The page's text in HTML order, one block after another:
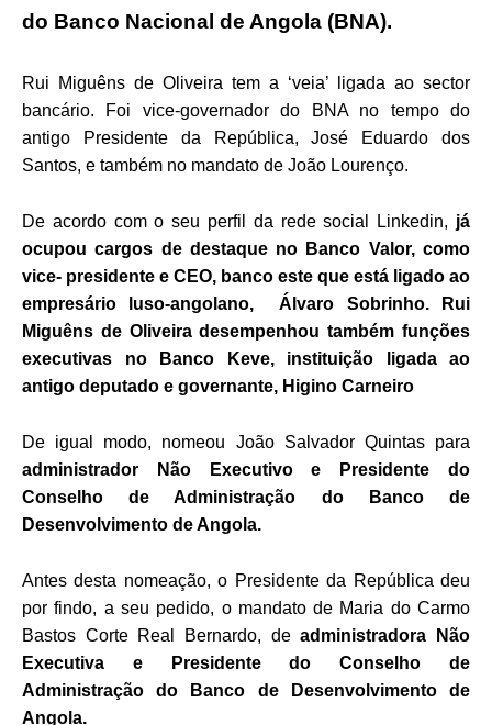
do Banco Nacional de Angola (BNA).
Rui Miguêns de Oliveira tem a ‘veia’ ligada ao sector
bancário. Foi vice-governador do BNA no tempo do
antigo Presidente da República, José Eduardo dos
Santos, e também no mandato de João Lourenço.
De acordo com o seu perfil da rede social Linkedin, já
ocupou cargos de destaque no Banco Valor, como
vice- presidente e CEO, banco este que está ligado ao
empresário luso-angolano, Álvaro Sobrinho. Rui
Miguêns de Oliveira desempenhou também funções
executivas no Banco Keve, instituição ligada ao
antigo deputado e governante, Higino Carneiro
De igual modo, nomeou João Salvador Quintas para
administrador Não Executivo e Presidente do
Conselho de Administração do
Banco de
Desenvolvimento de Angola.
Antes desta nomeação, o Presidente da República deu
por findo, a seu pedido, o mandato de Maria do Carmo
Bastos Corte Real Bernardo, deadministradora Não
Executiva e Presidente do Conselho de
Administração do Banco de Desenvolvimento de
Angola.